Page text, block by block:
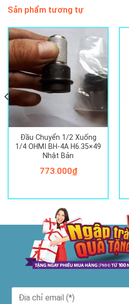
Sản phẩm tương tự
Đầu Chuyển 1/2 Xuống
1/4 OHMI BH-4A H6.35×49
Nhật Bản
773.000₫